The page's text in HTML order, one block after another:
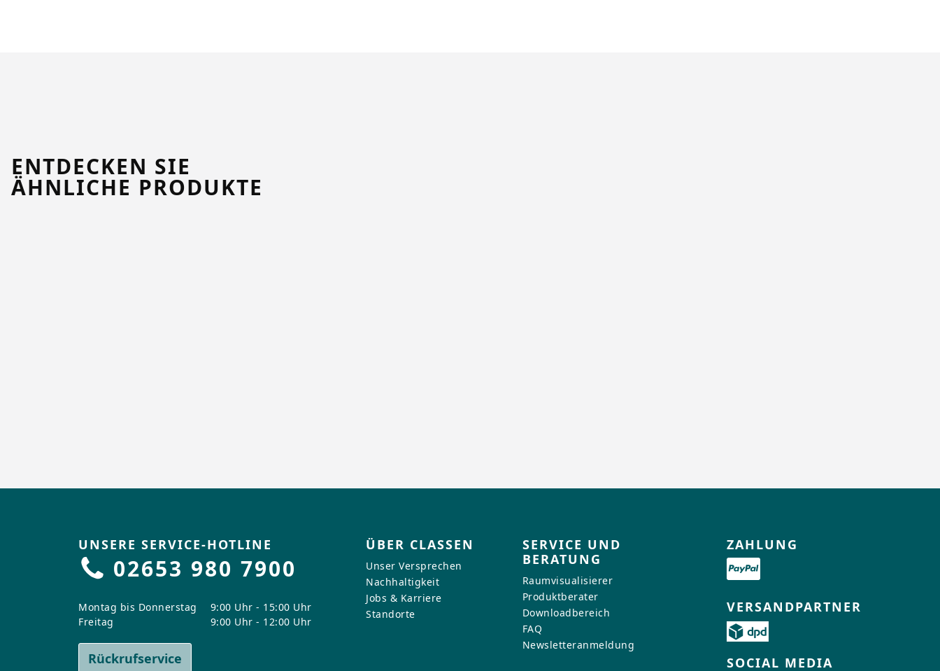
ENTDECKEN SIE
ÄHNLICHE PRODUKTE
UNSERE SERVICE-HOTLINE
02653 980 7900
Montag bis Donnerstag
Freitag
9:00 Uhr - 15:00 Uhr
9:00 Uhr - 12:00 Uhr
Rückrufservice
ÜBER CLASSEN
Unser Versprechen
Nachhaltigkeit
Jobs & Karriere
Standorte
SERVICE UND
BERATUNG
Raumvisualisierer
Produktberater
Downloadbereich
FAQ
Newsletteranmeldung
ZAHLUNG
VERSANDPARTNER
SOCIAL MEDIA